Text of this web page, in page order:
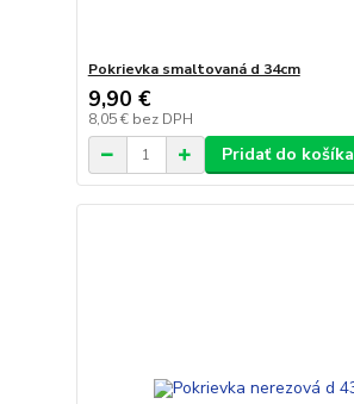
Pokrievka smaltovaná d 34cm
9,90 €
8,05 € bez DPH
Pridať do košíka